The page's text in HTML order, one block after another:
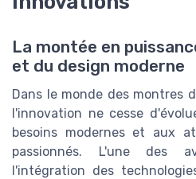
La montée en
et du design moderne
Dans le monde des montres
l'innovation ne cesse
besoins modernes et aux
passionnés. L'une des
l'intégration des